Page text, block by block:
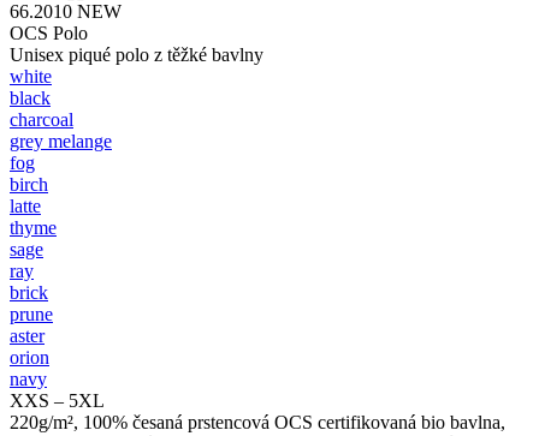
66.2010 NEW
OCS Polo
Unisex piqué polo z těžké bavlny
white
black
charcoal
grey melange
fog
birch
latte
thyme
sage
ray
brick
prune
aster
orion
navy
XXS – 5XL
220g/m², 100% česaná prstencová OCS certifikovaná bio bavlna,